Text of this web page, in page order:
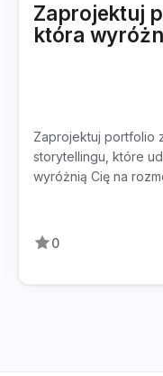
Zaprojektuj
która
Zaprojektuj portfolio
storytellingu, które
wyróżnią Cię na
0